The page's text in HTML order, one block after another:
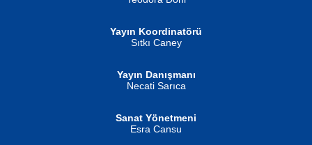
Yayın Koordinatörü
Sıtkı Caney
Yayın Danışmanı
Necati Sarıca
Sanat Yönetmeni
Esra Cansu